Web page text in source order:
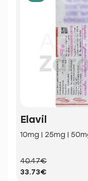
Elavil
10mg | 25mg |
40.47€
33.73€